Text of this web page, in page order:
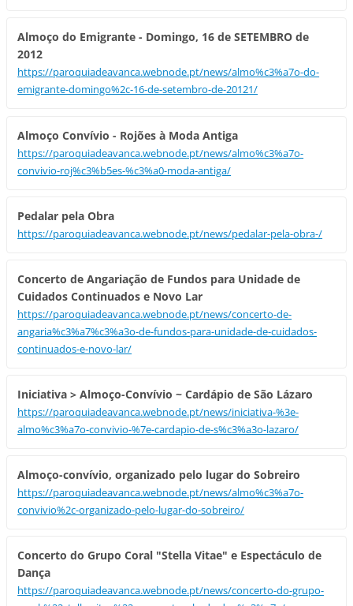
Almoço do Emigrante - Domingo, 16 de SETEMBRO de
2012
https://paroquiadeavanca.webnode.pt/news/almo%c3%a7o-do-
emigrante-domingo%2c-16-de-setembro-de-20121/
Almoço Convívio - Rojões à Moda Antiga
https://paroquiadeavanca.webnode.pt/news/almo%c3%a7o-
convivio-roj%c3%b5es-%c3%a0-moda-antiga/
Pedalar pela Obra
https://paroquiadeavanca.webnode.pt/news/pedalar-pela-obra-/
Concerto de Angariação de Fundos para Unidade de
Cuidados Continuados e Novo Lar
https://paroquiadeavanca.webnode.pt/news/concerto-de-
angaria%c3%a7%c3%a3o-de-fundos-para-unidade-de-cuidados-
continuados-e-novo-lar/
Iniciativa > Almoço-Convívio ~ Cardápio de São Lázaro
https://paroquiadeavanca.webnode.pt/news/iniciativa-%3e-
almo%c3%a7o-convivio-%7e-cardapio-de-s%c3%a3o-lazaro/
Almoço-convívio, organizado pelo lugar do Sobreiro
https://paroquiadeavanca.webnode.pt/news/almo%c3%a7o-
convivio%2c-organizado-pelo-lugar-do-sobreiro/
Concerto do Grupo Coral "Stella Vitae" e Espectáculo de
Dança
https://paroquiadeavanca.webnode.pt/news/concerto-do-grupo-